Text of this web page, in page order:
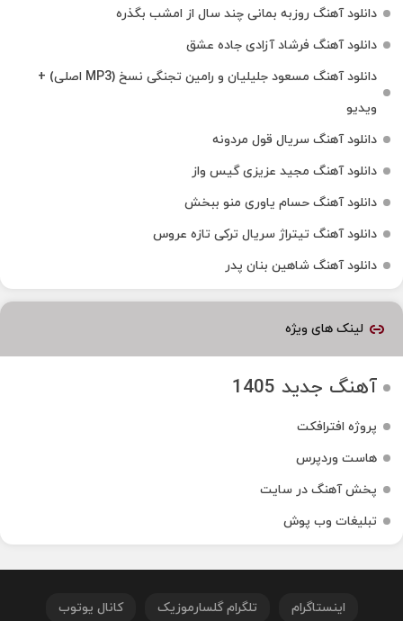
دانلود آهنگ روزبه بمانی چند سال از امشب بگذره
دانلود آهنگ فرشاد آزادی جاده عشق
دانلود آهنگ مسعود جلیلیان و رامین تجنگی نسخ (MP3 اصلی) +
ویدیو
دانلود آهنگ سریال قول مردونه
دانلود آهنگ مجید عزیزی گیس واز
دانلود آهنگ حسام یاوری منو ببخش
دانلود آهنگ تیتراژ سریال ترکی تازه عروس
دانلود آهنگ شاهین بنان پدر
لینک های ویژه
آهنگ جدید 1405
پروژه افترافکت
هاست وردپرس
پخش آهنگ در سایت
تبلیغات وب پوش
اینستاگرام تلگرام گلسارموزیک کانال یوتوب